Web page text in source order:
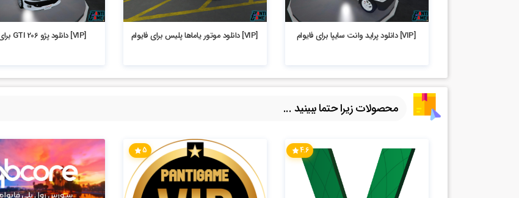
4.2k بازدید[VIP] دانلود پراید وانت سایپا برای فایوام 4.76k بازدید [VIP] دانلود موتور یاماها پلیس برای فایوام [VIP] دانلود پژو 206 GTI برای فایوام
محصولات زیرا حتما ببینید ...
4.6
5